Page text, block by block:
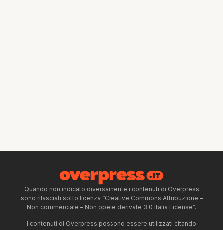
Quando non indicato diversamente i contenuti di Overpress
sono rilasciati sotto licenza “Creative Commons Attribuzione –
Non commerciale – Non opere derivate 3.0 Italia License”.
I contenuti di Overpress possono essere utilizzati citando